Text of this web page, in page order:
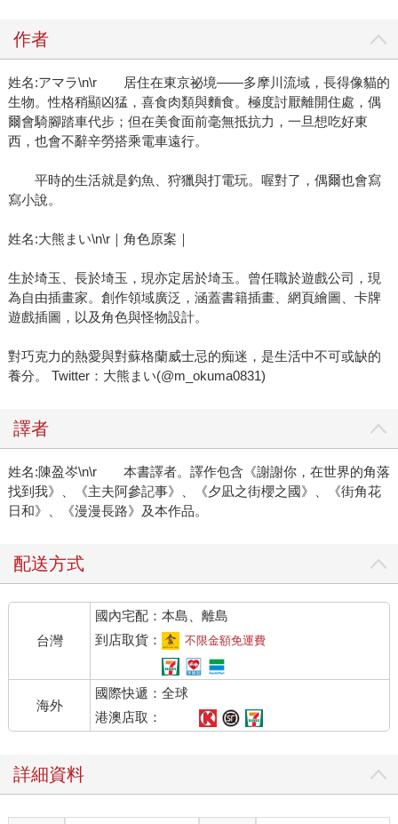
作者
姓名:アマラ\n\r 居住在東京祕境——多摩川流域，長得像貓的
生物。性格稍顯凶猛，喜食肉類與麵食。極度討厭離開住處，偶
爾會騎腳踏車代步；但在美食面前毫無抵抗力，一旦想吃好東
西，也會不辭辛勞搭乘電車遠行。
平時的生活就是釣魚、狩獵與打電玩。喔對了，偶爾也會寫
寫小說。
姓名:大熊まい\n\r｜角色原案｜
生於埼玉、長於埼玉，現亦定居於埼玉。曾任職於遊戲公司，現
為自由插畫家。創作領域廣泛，涵蓋書籍插畫、網頁繪圖、卡牌
遊戲插圖，以及角色與怪物設計。
對巧克力的熱愛與對蘇格蘭威士忌的痴迷，是生活中不可或缺的
養分。 Twitter：大熊まい(@m_okuma0831)
譯者
姓名:陳盈岑\n\r 本書譯者。譯作包含《謝謝你，在世界的角落
找到我》、《主夫阿參記事》、《夕凪之街櫻之國》、《街角花
日和》、《漫漫長路》及本作品。
配送方式
台灣
國內宅配：本島、離島
到店取貨：
不限金額免運費
海外
國際快遞：全球
港澳店取：
詳細資料